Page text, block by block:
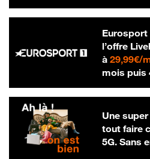
Eurosport
l’offre
à 29,99€/
mois puis
Une
tout faire
5G. Sans